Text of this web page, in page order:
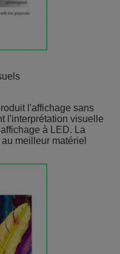
l'affichage sans
l'interprétation visuelle
à LED. La
meilleur matériel